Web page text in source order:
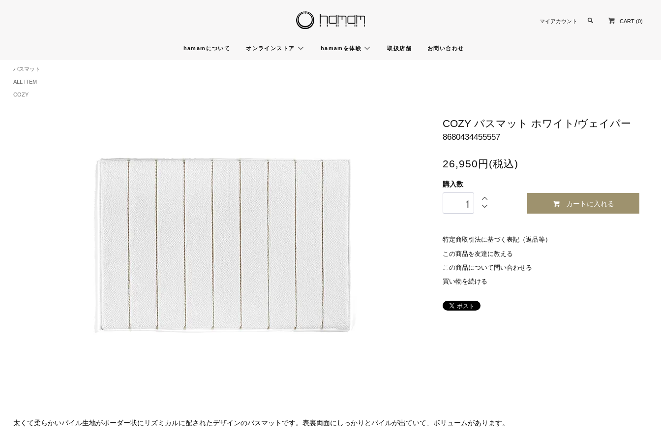
マイアカウント CART (0)
hamamについて オンラインストア hamamを体験 取扱店舗 お問い合わせ
バスマット
ALL ITEM
COZY
COZY バスマット ホワイト/ヴェイパー
8680434455557
26,950円(税込)
購入数
カートに入れる
特定商取引法に基づく表記（返品等）
この商品を友達に教える
この商品について問い合わせる
買い物を続ける
太くて柔らかいパイル生地がボーダー状にリズミカルに配されたデザインのバスマットです。表裏両面にしっかりとパイルが出ていて、ボリュームがあります。